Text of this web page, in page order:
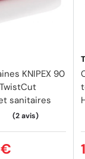
Cr-V, manche
Cr-V, manche
Cr-V, manche
Cr-V, manche
KNIPEX 90
sanitaires